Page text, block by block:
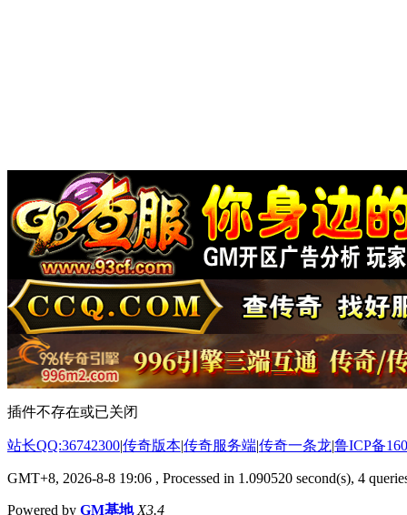
插件不存在或已关闭
站长QQ:36742300|传奇版本|传奇服务端|传奇一条龙|鲁ICP备
GMT+8, 2026-8-8 19:06 , Processed in 1.090520 second(s), 4
Powered by GM基地 X3.4